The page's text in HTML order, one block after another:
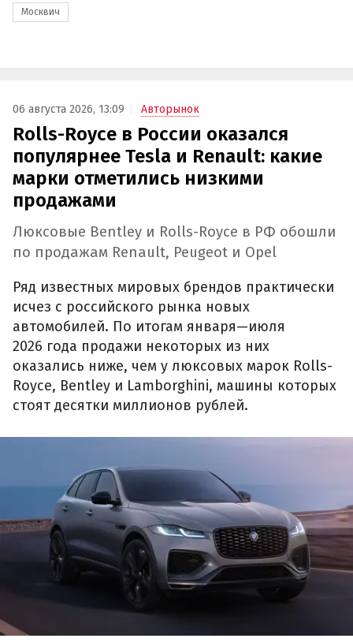
Москвич
06 августа 2026, 13:09 Авторынок
Rolls-Royce в России оказался
популярнее Tesla и Renault: какие
марки отметились низкими
продажами
Люксовые Bentley и Rolls-Royce в РФ обошли
по продажам Renault, Peugeot и Opel
Ряд известных мировых брендов практически
исчез с российского рынка новых
автомобилей. По итогам января—июля
2026 года продажи некоторых из них
оказались ниже, чем у люксовых марок Rolls-
Royce, Bentley и Lamborghini, машины которых
стоят десятки миллионов рублей.